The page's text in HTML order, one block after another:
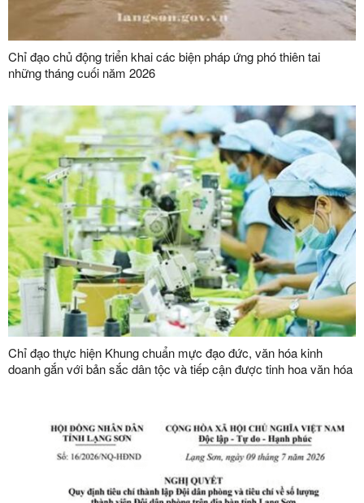
Chỉ đạo chủ động triển khai các biện pháp ứng phó thiên tai
những tháng cuối năm 2026
Chỉ đạo thực hiện Khung chuẩn mực đạo đức, văn hóa kinh
doanh gắn với bản sắc dân tộc và tiếp cận được tinh hoa văn hóa